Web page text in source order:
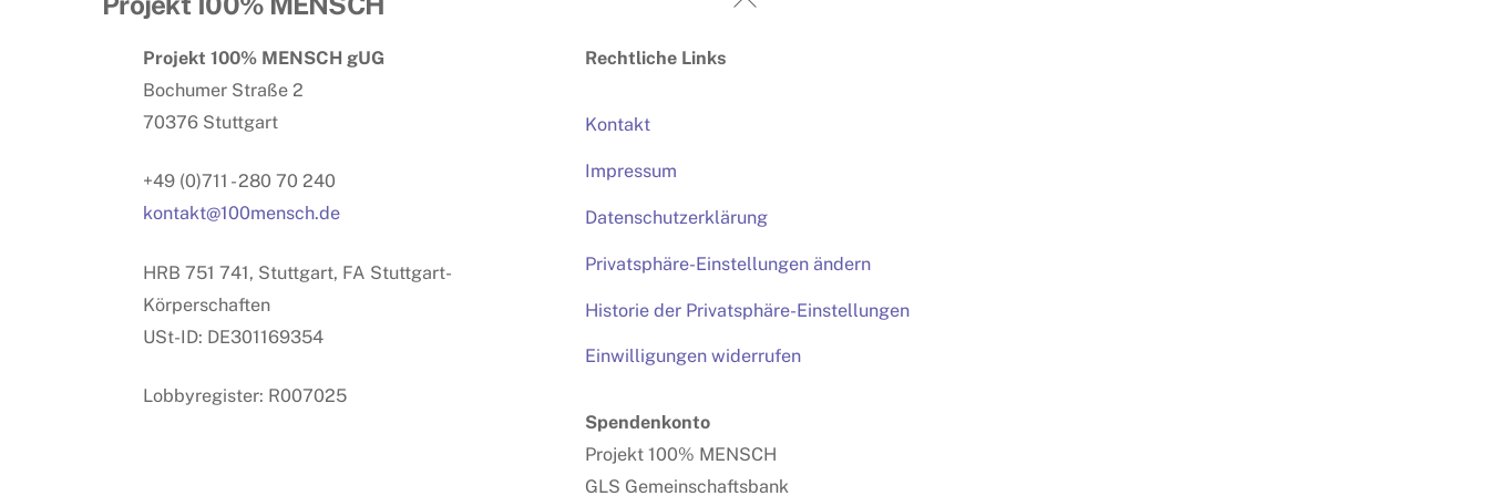
Projekt 100% MENSCH gUG
Bochumer Straße 2
70376 Stuttgart
+49 (0)711 - 280 70 240
kontakt@100mensch.de
HRB 751 741, Stuttgart, FA Stuttgart-
Körperschaften
USt-ID: DE301169354
Lobbyregister: R007025
Rechtliche Links
Kontakt
Impressum
Datenschutzerklärung
Privatsphäre-Einstellungen ändern
Historie der Privatsphäre-Einstellungen
Einwilligungen widerrufen
Spendenkonto
Projekt 100% MENSCH
GLS Gemeinschaftsbank